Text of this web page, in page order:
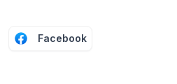
Facebook